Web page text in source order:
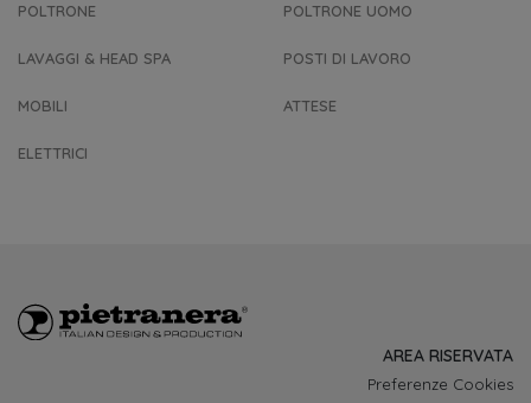
POLTRONE POLTRONE UOMO
LAVAGGI & HEAD SPA POSTI DI LAVORO
MOBILI ATTESE
ELETTRICI
AREA RISERVATA
Preferenze Cookies